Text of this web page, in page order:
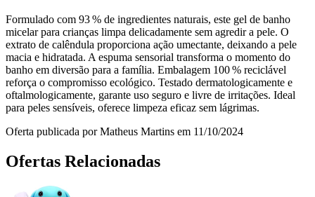
Formulado com 93 % de ingredientes naturais, este gel de banho
micelar para crianças limpa delicadamente sem agredir a pele. O
extrato de calêndula proporciona ação umectante, deixando a pele
macia e hidratada. A espuma sensorial transforma o momento do
banho em diversão para a família. Embalagem 100 % reciclável
reforça o compromisso ecológico. Testado dermatologicamente e
oftalmologicamente, garante uso seguro e livre de irritações. Ideal
para peles sensíveis, oferece limpeza eficaz sem lágrimas.
Oferta publicada por Matheus Martins em 11/10/2024
Ofertas Relacionadas